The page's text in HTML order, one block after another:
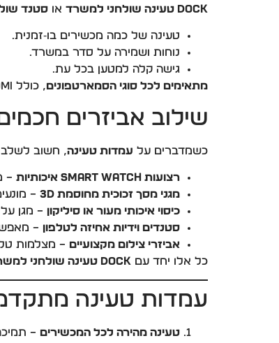
Dock טעינה שולחני למשרד או סטנד
טעינה של כמה מכשירים בו‑זמנית.
נוחות ושמירה על סדר במשרד.
גישה קלה למטען בכל עת.
מתאימים לכל סוגי הסמארטפונים, כולל iPhone, Samsung, Xiaomi ואביזרים חכמים נוספים.
שילוב אביזרים
כשמדברים על עמדות טעינה, חשוב לשלב
רצועות Smart Watch איכותיות
–
מגני מסך זכוכית מחוסמת 3D
–
כיסוי איכותי מעור או סיליקון – מגן
סטנדים וידיות אחיזה לטלפון –
אביזרי צילום מקצועיים – מצלמות
כל אלו יחד עם Dock טעינה שולחני למשרד
עמדות טעינה מתקדמות לשנת 2026 –
טעינה מהירה לכל המכשירים –